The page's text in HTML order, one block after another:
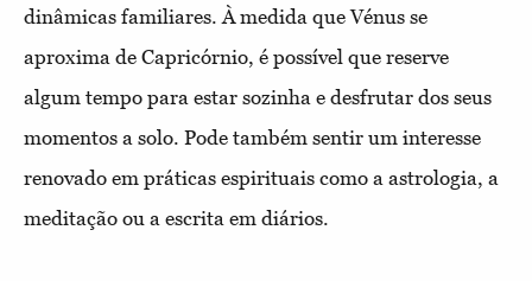
dinâmicas familiares. À medida que Vénus se
aproxima de Capricórnio, é possível que reserve
algum tempo para estar sozinha e desfrutar dos seus
momentos a solo. Pode também sentir um interesse
renovado em práticas espirituais como a astrologia, a
meditação ou a escrita em diários.